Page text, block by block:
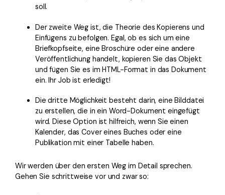
soll.
Der zweite Weg ist, die Theorie des Kopierens und
Einfügens zu befolgen. Egal, ob es sich um eine
Briefkopfseite, eine Broschüre oder eine andere
Veröffentlichung handelt, kopieren Sie das Objekt
und fügen Sie es im HTML-Format in das Dokument
ein. Ihr Job ist erledigt!
Die dritte Möglichkeit besteht darin, eine Bilddatei
zu erstellen, die in ein Word-Dokument eingefügt
wird. Diese Option ist hilfreich, wenn Sie einen
Kalender, das Cover eines Buches oder eine
Publikation mit einer Tabelle haben.
Wir werden über den ersten Weg im Detail sprechen.
Gehen Sie schrittweise vor und zwar so: